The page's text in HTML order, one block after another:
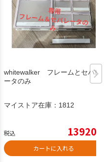
whitewalker フレームとセパレ
ータのみ
マイストア在庫： 1812
税込 13920
カートに入れる